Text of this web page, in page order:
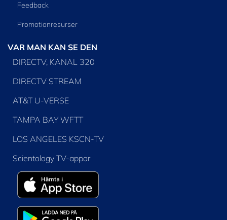
Feedback
Promotionresurser
VAR MAN KAN SE DEN
DIRECTV, KANAL 320
DIRECTV STREAM
AT&T U-VERSE
TAMPA BAY WFTT
LOS ANGELES KSCN-TV
Scientology TV-appar